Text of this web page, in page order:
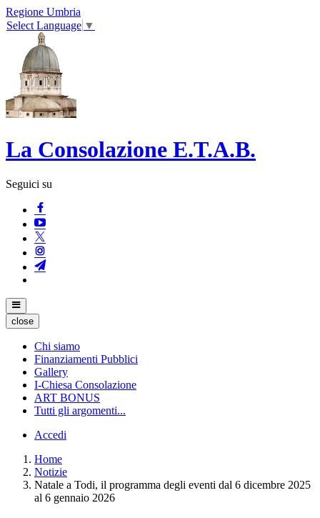
Regione Umbria
Select Language ▼
La Consolazione E.T.A.B.
Seguici su
close
Chi siamo
Finanziamenti Pubblici
Gallery
I-Chiesa Consolazione
ART BONUS
Tutti gli argomenti...
Accedi
Home
Notizie
Natale a Todi, il programma degli eventi dal 6 dicembre 2025
al 6 gennaio 2026